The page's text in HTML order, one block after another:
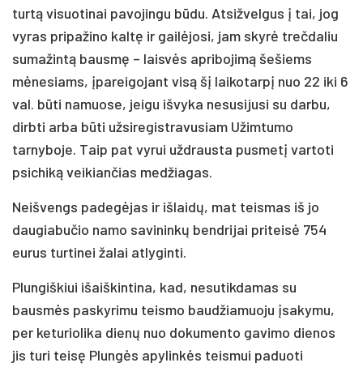
turtą visuotinai pavojingu būdu. Atsižvelgus į tai, jog
vyras pripažino kaltę ir gailėjosi, jam skyrė trečdaliu
sumažintą bausmę – laisvės apribojimą šešiems
mėnesiams, įpareigojant visą šį laikotarpį nuo 22 iki 6
val. būti namuose, jeigu išvyka nesusijusi su darbu,
dirbti arba būti užsiregistravusiam Užimtumo
tarnyboje. Taip pat vyrui uždrausta pusmetį vartoti
psichiką veikiančias medžiagas.
Neišvengs padegėjas ir išlaidų, mat teismas iš jo
daugiabučio namo savininkų bendrijai priteisė 754
eurus turtinei žalai atlyginti.
Plungiškiui išaiškintina, kad, nesutikdamas su
bausmės paskyrimu teismo baudžiamuoju įsakymu,
per keturiolika dienų nuo dokumento gavimo dienos
jis turi teisę Plungės apylinkės teismui paduoti